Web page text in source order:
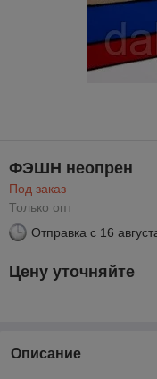
ФЭШН неопрен
Под заказ
Только опт
Отправка с 16
Цену уточняйте
Описание